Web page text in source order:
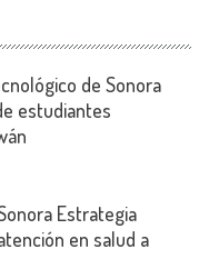
de Sonora
estudiantes
Estrategia
en salud a